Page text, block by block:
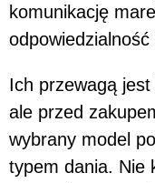
komunikację
Ich przewagą
ale przed
wybrany model
typem dania. Nie